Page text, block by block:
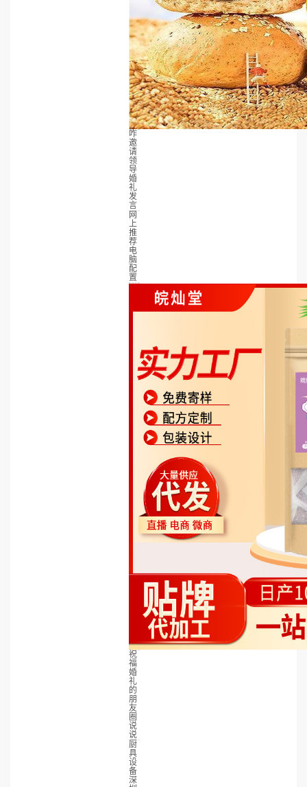
咋
邀
请
领
导
婚
礼
发
言
网
上
推
荐
电
脑
配
置
祝
福
婚
礼
的
朋
友
圈
说
说
厨
具
设
备
深